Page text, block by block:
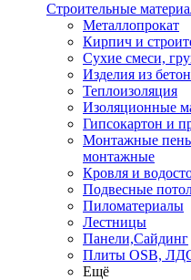
Строительные
Металлопрокат
Кирпич и
Сухие смеси,
Изделия из
Теплоизоляция
Изоляционные
Гипсокартон и
Монтажные
монтажные
Кровля и
Подвесные
Пиломатериалы
Лестницы
Панели,Сайдинг
Плиты OSB,
Ещё